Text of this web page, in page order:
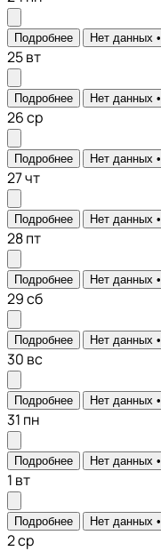
Подробнее Нет данных •
25вт
Подробнее Нет данных •
26ср
Подробнее Нет данных •
27чт
Подробнее Нет данных •
28пт
Подробнее Нет данных •
29сб
Подробнее Нет данных •
30 вс
Подробнее Нет данных •
31 пн
Подробнее Нет данных •
1 вт
Подробнее Нет данных •
2ср